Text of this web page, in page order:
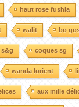
haut rose fushia
walit bo
coques sg
wanda lorient
aux mille